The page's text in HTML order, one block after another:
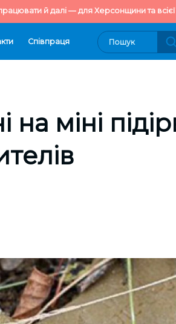
й далі — для Херсонщини та всієї
Cпівпраця
міні